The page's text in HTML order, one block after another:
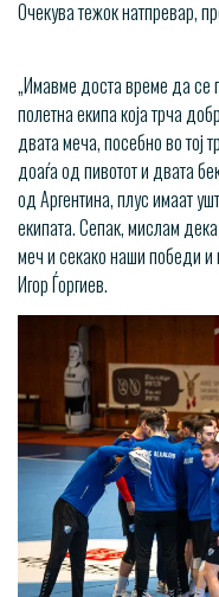
Очекува тежок натпревар,
„Имавме доста време да се
полетна екипа која трча
двата меча, посебно во тој
доаѓа од пивотот и двата
од Аргентина, плус имаат
екипата. Сепак, мислам
меч и секако наши победи и
Игор Ѓоргиев.